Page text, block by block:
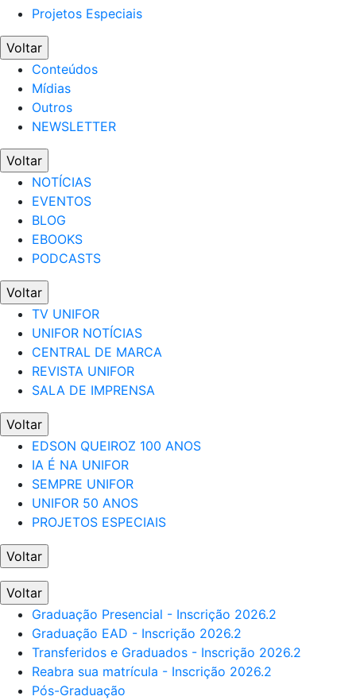
Projetos Especiais
Voltar
Conteúdos
Mídias
Outros
NEWSLETTER
Voltar
NOTÍCIAS
EVENTOS
BLOG
EBOOKS
PODCASTS
Voltar
TV UNIFOR
UNIFOR NOTÍCIAS
CENTRAL DE MARCA
REVISTA UNIFOR
SALA DE IMPRENSA
Voltar
EDSON QUEIROZ 100 ANOS
IA É NA UNIFOR
SEMPRE UNIFOR
UNIFOR 50 ANOS
PROJETOS ESPECIAIS
Voltar
Voltar
Graduação Presencial - Inscrição 2026.2
Graduação EAD - Inscrição 2026.2
Transferidos e Graduados - Inscrição 2026.2
Reabra sua matrícula - Inscrição 2026.2
Pós-Graduação